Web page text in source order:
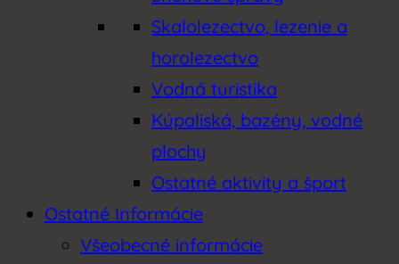
Skalolezectvo, lezenie a
horolezectvo
Vodná turistika
Kúpaliská, bazény, vodné
plochy
Ostatné aktivity a šport
Ostatné Informácie
Všeobecné informácie